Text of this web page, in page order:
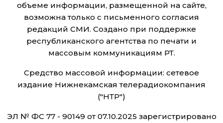
объеме информации, размещенной на сайте,
возможна только с письменного согласия
редакций СМИ. Создано при поддержке
республиканского агентства по печати и
массовым коммуникациям РТ.
Средство массовой информации: сетевое
издание Нижнекамская телерадиокомпания
("НТР")
ЭЛ № ФС 77 - 90149 от 07.10.2025 зарегистрировано